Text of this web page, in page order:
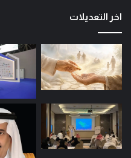
اخر التعديلات